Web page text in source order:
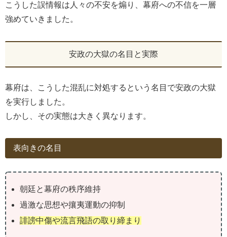
こうした誤情報は人々の不安を煽り、幕府への不信を一層
強めていきました。
安政の大獄の名目と実際
幕府は、こうした混乱に対処するという名目で安政の大獄
を実行しました。
しかし、その実態は大きく異なります。
表向きの名目
朝廷と幕府の秩序維持
過激な思想や攘夷運動の抑制
誹謗中傷や流言飛語の取り締まり